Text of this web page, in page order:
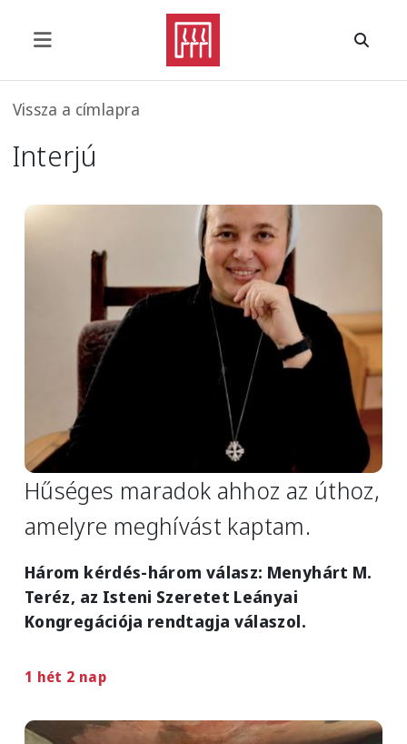
Morzsa
Vissza a címlapra
Interjú
Image
Hűséges maradok ahhoz az úthoz,
amelyre meghívást kaptam.
Három kérdés-három válasz: Menyhárt M.
Teréz, az Isteni Szeretet Leányai
Kongregációja rendtagja válaszol.
1 hét 2 nap
Image